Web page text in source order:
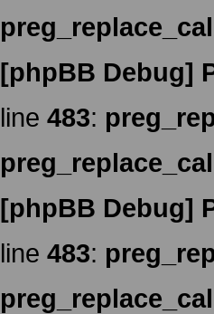
[phpBB Debug]
line 483:
[phpBB Debug]
line 483: